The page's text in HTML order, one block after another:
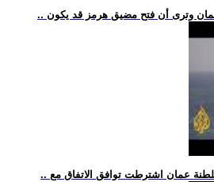
وترى أن فتح مضيق هرمز قد يكون
عمان اشترطت توافق الاتفاق مع